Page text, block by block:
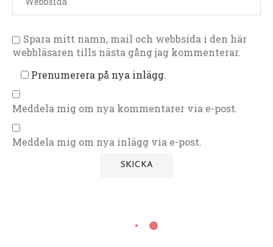
Spara mitt namn, mail och webbsida i den här
webbläsaren tills nästa gång jag kommenterar.
Prenumerera på nya inlägg.
Meddela mig om nya kommentarer via e-post.
Meddela mig om nya inlägg via e-post.